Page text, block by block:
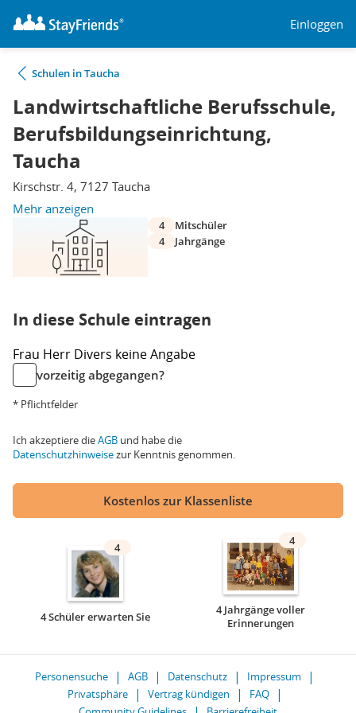
Einloggen
Schulen in Taucha
Landwirtschaftliche Berufsschule,
Berufsbildungseinrichtung,
Taucha
Kirschstr. 4, 7127 Taucha
Mehr anzeigen
4
Mitschüler
4
Jahrgänge
In diese Schule eintragen
Frau Herr Divers keine Angabe
vorzeitig abgegangen?
* Pflichtfelder
Ich akzeptiere dieAGB und habe die
Datenschutzhinweisezur Kenntnis genommen.
Kostenlos zur Klassenliste
4
4 Schüler erwarten Sie
4
4 Jahrgänge voller
Erinnerungen
Personensuche AGB Datenschutz
Impressum
Privatsphäre
Vertrag kündigen
FAQ